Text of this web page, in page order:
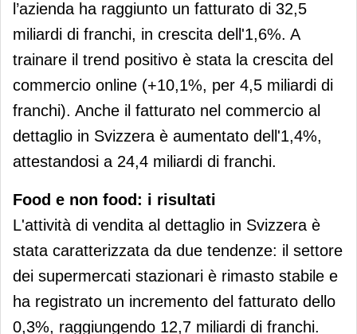
l’azienda ha raggiunto un fatturato di 32,5
miliardi di franchi, in crescita dell'1,6%. A
trainare il trend positivo è stata la crescita del
commercio online (+10,1%, per 4,5 miliardi di
franchi). Anche il fatturato nel commercio al
dettaglio in Svizzera è aumentato dell'1,4%,
attestandosi a 24,4 miliardi di franchi.
Food e non food: i risultati
L'attività di vendita al dettaglio in Svizzera è
stata caratterizzata da due tendenze: il settore
dei supermercati stazionari è rimasto stabile e
ha registrato un incremento del fatturato dello
0,3%, raggiungendo 12,7 miliardi di franchi.